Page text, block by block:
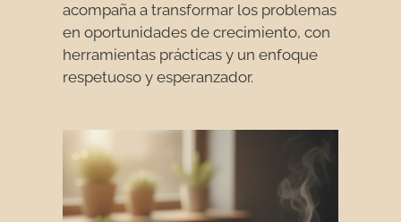
acompaña a transformar los problemas
en oportunidades de crecimiento, con
herramientas prácticas y un enfoque
respetuoso y esperanzador.